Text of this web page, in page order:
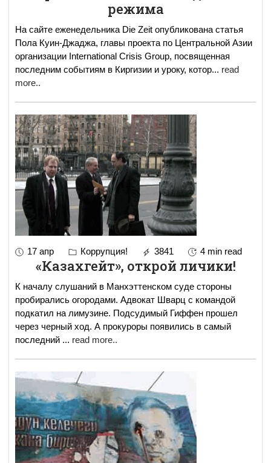
режима
На сайте еженедельника Die Zeit опубликована статья
Пола Куин-Джаджа, главы проекта по Центральной Азии
организации International Crisis Group, посвященная
последним событиям в Киргизии и уроку, котор... read
more..
17 апр Коррупция! 3841 4 min read
«Казахгейт», открой личики!
К началу слушаний в Манхэттенском суде стороны
пробирались огородами. Адвокат Шварц с командой
подкатил на лимузине. Подсудимый Гиффен прошел
через черный ход. А прокуроры появились в самый
последний ... read more..